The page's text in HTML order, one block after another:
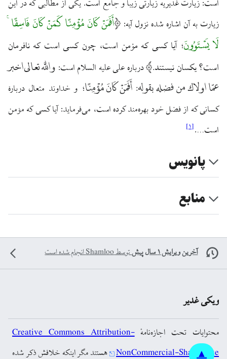
است: زیارت غدیریه زیارتی زیبا و جامع است. یکی از مطالبی که در این
زیارت به آن اشاره شده نزول آیه: أَفَمَنْ کَانَ مُؤْمِنًا کَمَنْ کَانَ فَاسِقًا ۚ
لَا یَسْتَوُونَ؛آیا کسی که مؤمن است، چون کسی است که نافرمان
است؟ یکسان نیستند. درباره علی علیه السلام است: و اللَّه تعالى اخبر
عمّا اولاك من فضله بقوله: أَفَمَنْ كَانَ مُؤْمِنًا؛ و خداوند متعال دربارهٔ
کسانی که از فضل خود بهره‌مند کرده است، می‌فرماید: آیا کسی که مؤمن
است….[۱]
پانویس
منابع
▲
آخرین ویرایش ۱ سال پیش توسطShamlooانجام شده است
ویکی غدیر
محتوایات تحت اجازه‌نامهٔCreative Commons Attribution-
NonCommercial-ShareAlike هستند مگر اینکه خلافش ذکر شده